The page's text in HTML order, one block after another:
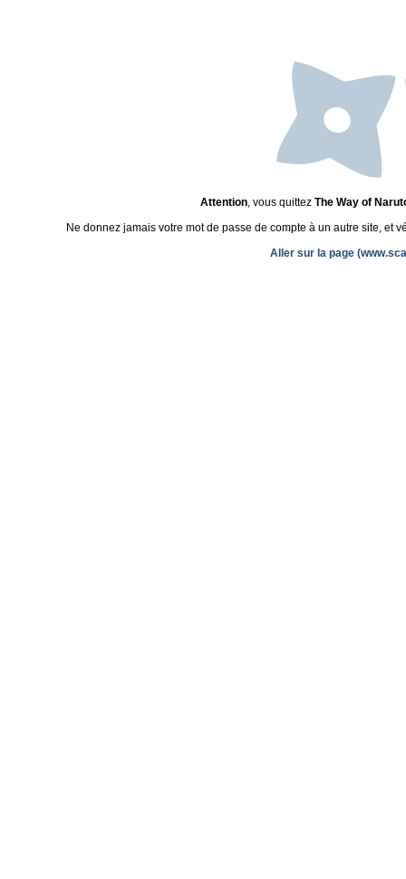
Attention, vous quittez The Way of
Ne donnez jamais votre mot de passe de compte à un autre site, et
Aller sur la page